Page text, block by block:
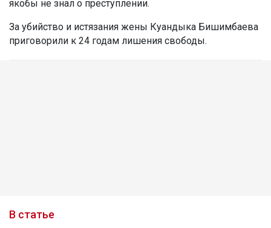
якобы не знал о преступлении.
За убийство и истязания жены Куандыка Бишимбаева
приговорили к 24 годам лишения свободы.
В статье